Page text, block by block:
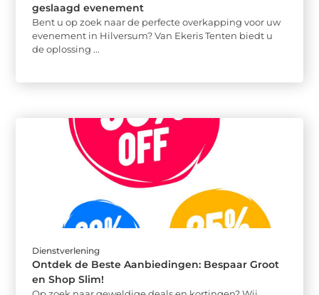
geslaagd evenement
Bent u op zoek naar de perfecte overkapping voor uw
evenement in Hilversum? Van Ekeris Tenten biedt u
de oplossing ...
Dienstverlening
Ontdek de Beste Aanbiedingen: Bespaar Groot
en Shop Slim!